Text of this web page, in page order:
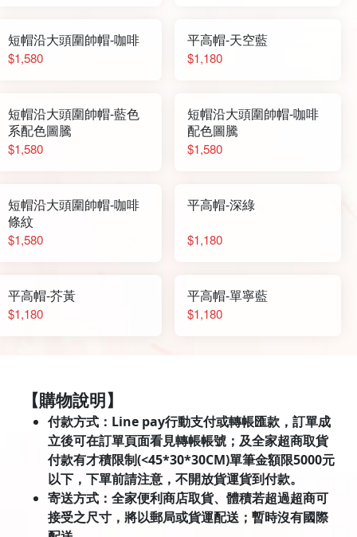
短帽沿大頭圍帥帽-咖啡
$1,580
平高帽-天空藍
$1,180
短帽沿大頭圍帥帽-藍色
系配色圖騰
$1,580
短帽沿大頭圍帥帽-咖啡
配色圖騰
$1,580
短帽沿大頭圍帥帽-咖啡
條紋
$1,580
平高帽-深綠
$1,180
平高帽-芥黃
$1,180
平高帽-單寧藍
$1,180
【購物說明】
付款方式：Line pay行動支付或轉帳匯款，訂單成
立後可在訂單頁面看見轉帳帳號；及全家超商取貨
付款有才積限制(<45*30*30CM)單筆金額限5000元
以下，下單前請注意，不開放貨運貨到付款。
寄送方式：全家便利商店取貨、體積若超過超商可
接受之尺寸，將以郵局或貨運配送；暫時沒有國際